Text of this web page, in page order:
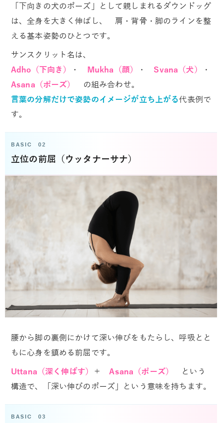
「下向きの犬のポーズ」として親しまれるダウンドッグ
は、全身を大きく伸ばし、 肩・背骨・脚のラインを整
える基本姿勢のひとつです。
サンスクリット名は、
Adho（下向き）
・ Mukha（顔） ・Svana（犬）
・
Asana（ポーズ）
の組み合わせ。
言葉の分解だけで姿勢のイメージが立ち上がる代表例で
す。
BASIC 02
立位の前屈（ウッタナーサナ）
腰から脚の裏側にかけて深い伸びをもたらし、呼吸とと
もに心身を鎮める前屈です。
Uttana（深く伸ばす） ＋Asana（ポーズ）
という
構造で、「深い伸びのポーズ」という意味を持ちます。
BASIC 03